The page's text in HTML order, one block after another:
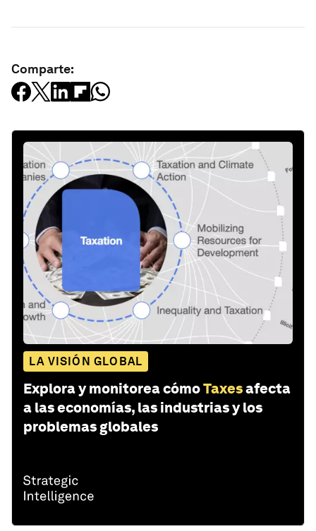
Comparte:
LA VISIÓN GLOBAL
Explora y monitorea cómoTaxesafecta
a las economías, las industrias y los
problemas globales